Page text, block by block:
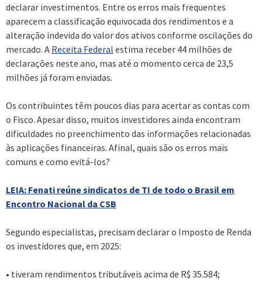
declarar investimentos. Entre os erros mais frequentes
aparecem a classificação equivocada dos rendimentos e a
alteração indevida do valor dos ativos conforme oscilações do
mercado. A Receita Federal estima receber 44 milhões de
declarações neste ano, mas até o momento cerca de 23,5
milhões já foram enviadas.
Os contribuintes têm poucos dias para acertar as contas com
o Fisco. Apesar disso, muitos investidores ainda encontram
dificuldades no preenchimento das informações relacionadas
às aplicações financeiras. Afinal, quais são os erros mais
comuns e como evitá-los?
LEIA: Fenati reúne sindicatos de TI de todo o Brasil em
Encontro Nacional da CSB
Segundo especialistas, precisam declarar o Imposto de Renda
os investidores que, em 2025:
• tiveram rendimentos tributáveis acima de R$ 35.584;